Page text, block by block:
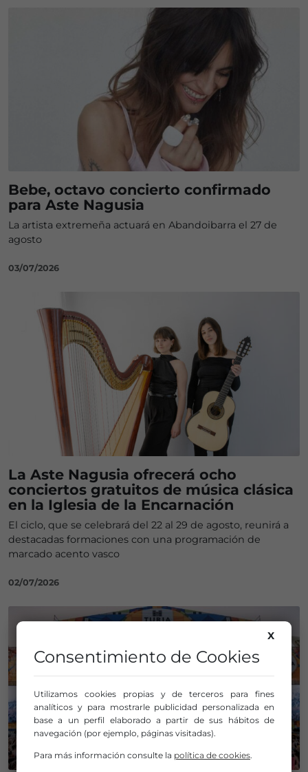
Bebe, octavo concierto confirmado
para Aste Nagusia
La artista extremeña actuará en Abandoibarra el 27 de
agosto
03/07/2026
La Aste Nagusia ofrecerá ocho
conciertos gratuitos de música clásica
en la Iglesia de la Encarnación
El ciclo, que se celebrará del 22 al 29 de agosto, reunirá a
destacadas formaciones con una programación de
marcado acento vasco
02/07/2026
X
Consentimiento de Cookies
Utilizamos cookies propias y de terceros para fines
analíticos y para mostrarle publicidad personalizada en
base a un perfil elaborado a partir de sus hábitos de
navegación (por ejemplo, páginas visitadas).
Para más información consulte la política de cookies.